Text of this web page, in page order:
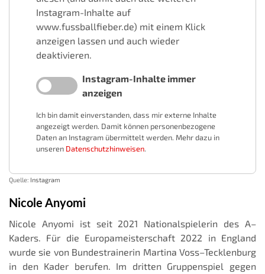
Instagram-Inhalte auf
www.fussballfieber.de) mit einem Klick
anzeigen lassen und auch wieder
deaktivieren.
Instagram-Inhalte immer
anzeigen
Ich bin damit einverstanden, dass mir externe Inhalte
angezeigt werden. Damit können personenbezogene
Daten an Instagram übermittelt werden. Mehr dazu in
unseren Datenschutzhinweisen.
Quelle: Instagram
Nicole Anyomi
Nicole Anyomi ist seit 2021 Nationalspielerin des A–
Kaders. Für die Europameisterschaft 2022 in England
wurde sie von Bundestrainerin Martina Voss–Tecklenburg
in den Kader berufen. Im dritten Gruppenspiel gegen